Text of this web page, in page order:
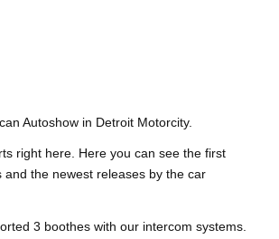
Autoshow in Detroit Motorcity.
right here. Here you can see the first
and the newest releases by the car
3 boothes with our intercom systems.